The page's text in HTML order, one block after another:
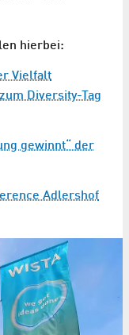
hierbei:
Vielfalt
Diversity-Tag
gewinnt“ der
Adlershof